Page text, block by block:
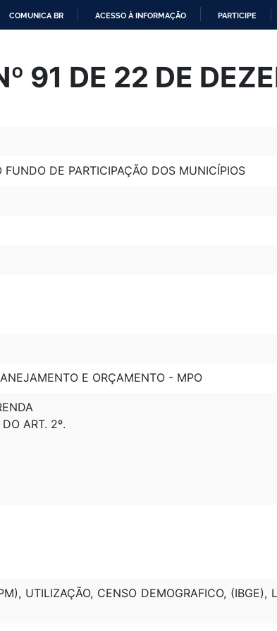
O
CONTEÚDO
COMUNICA BR ACESSO À INFORMAÇÃO PARTICIPE
91 DE 22 DE
DE PARTICIPAÇÃO DOS MUNICÍPIOS
E ORÇAMENTO - MPO
ART. 2º.
UTILIZAÇÃO, CENSO DEMOGRAFICO, (IBGE),